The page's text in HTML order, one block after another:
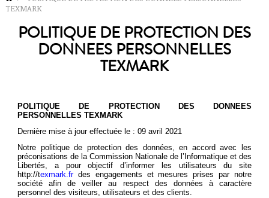
TEXMARK
POLITIQUE DE PROTECTION DES
DONNEES PERSONNELLES
TEXMARK
POLITIQUE DE PROTECTION DES DONNEES
PERSONNELLES TEXMARK
Dernière mise à jour effectuée le : 09 avril 2021
Notre politique de protection des données, en accord avec les
préconisations de la Commission Nationale de l’Informatique et des
Libertés, a pour objectif d’informer les utilisateurs du site
http://texmark.fr des engagements et mesures prises par notre
société afin de veiller au respect des données à caractère
personnel des visiteurs, utilisateurs et des clients.